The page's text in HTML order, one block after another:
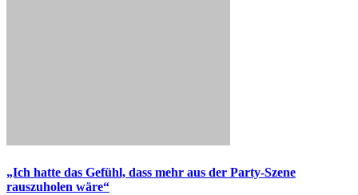
„Ich hatte das Gefühl, dass mehr aus der Party-Szene
rauszuholen wäre“